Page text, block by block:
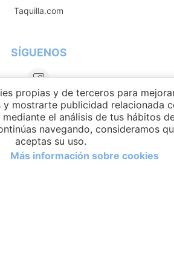
Taquilla.com
SÍGUENOS
propias y de terceros para
y mostrarte publicidad relacionada
el análisis de tus hábitos
navegando, consideramos
aceptas su uso.
Más información sobre cookies